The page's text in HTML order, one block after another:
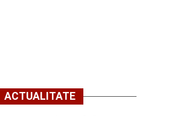
ACTUALITATE